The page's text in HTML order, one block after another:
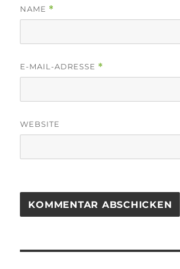
NAME *
E-MAIL-ADRESSE *
WEBSITE